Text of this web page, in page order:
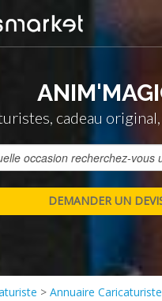
cadeau
> Annuaire Caricaturiste